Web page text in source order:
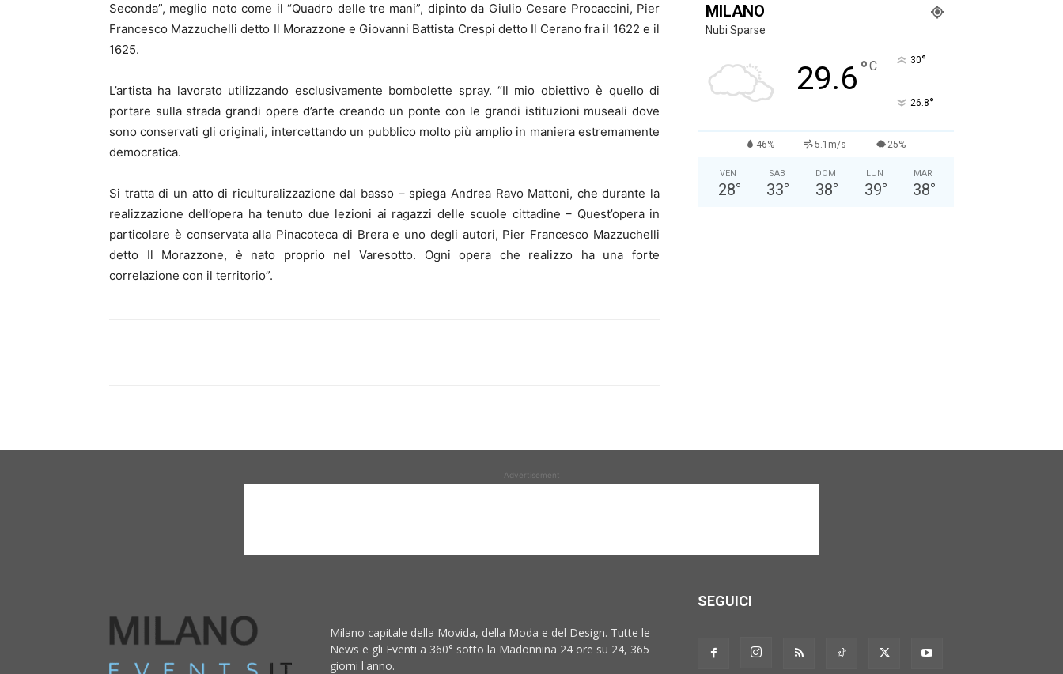
Seconda”, meglio noto come il “Quadro delle tre mani”, dipinto da Giulio Cesare Procaccini, Pier
Francesco Mazzuchelli detto Il Morazzone e Giovanni Battista Crespi detto Il Cerano fra il 1622 e il
1625.
L’artista ha lavorato utilizzando esclusivamente bombolette spray. “Il mio obiettivo è quello di
portare sulla strada grandi opere d’arte creando un ponte con le grandi istituzioni museali dove
sono conservati gli originali, intercettando un pubblico molto più amplio in maniera estremamente
democratica.
Si tratta di un atto di riculturalizzazione dal basso – spiega Andrea Ravo Mattoni, che durante la
realizzazione dell’opera ha tenuto due lezioni ai ragazzi delle scuole cittadine – Quest’opera in
particolare è conservata alla Pinacoteca di Brera e uno degli autori, Pier Francesco Mazzuchelli
detto Il Morazzone, è nato proprio nel Varesotto. Ogni opera che realizzo ha una forte
correlazione con il territorio”.
MILANO
Nubi Sparse
29.6°C 30°
26.8°
46% 5.1m/s 25%
VEN
28°
SAB
33°
DOM
38°
LUN
39°
MAR
38°
Advertisement
Milano capitale della Movida, della Moda e del Design. Tutte le
News e gli Eventi a 360° sotto la Madonnina 24 ore su 24, 365
giorni l'anno.
SEGUICI